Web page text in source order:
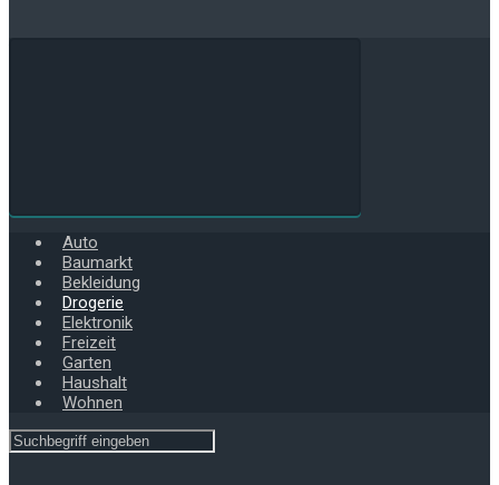
Auto
Baumarkt
Bekleidung
Drogerie
Elektronik
Freizeit
Garten
Haushalt
Wohnen